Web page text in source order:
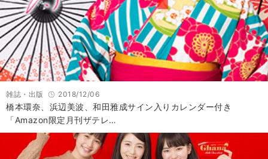
雑誌・出版 2018/12/06
橋本環奈、浜辺美波、和田雅成サイン入りカレンダー付き
「Amazon限定月刊ザテレ…